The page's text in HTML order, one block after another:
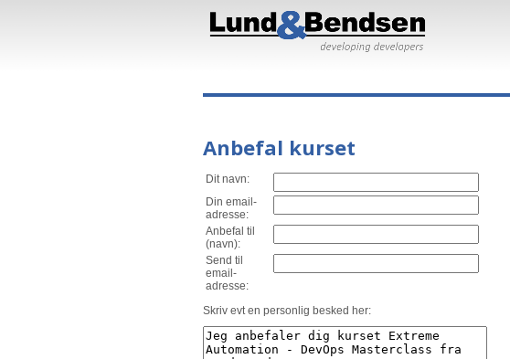
Anbefal kurset
Dit navn:
Din email-
adresse:
Anbefal til
(navn):
Send til
email-
adresse:
Skriv evt en personlig besked her: